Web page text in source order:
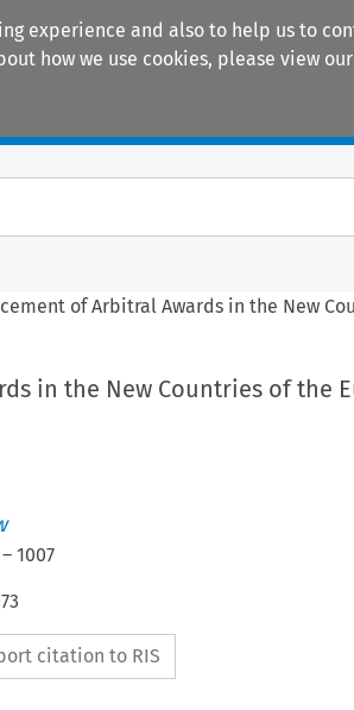
experience and also to help us to
how we use cookies, please view our
of Arbitral Awards in the New
in the New Countries of the
1007
citation to RIS